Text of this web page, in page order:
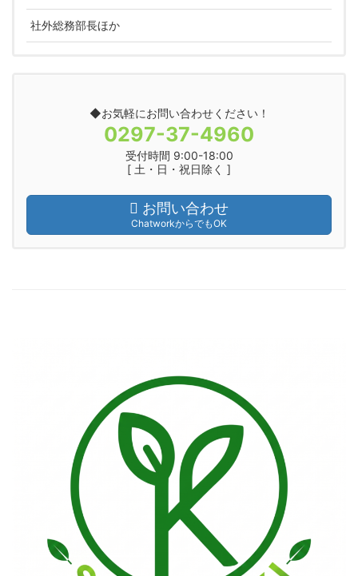
社外総務部長ほか
◆お気軽にお問い合わせください！
0297-37-4960
受付時間 9:00-18:00
[ 土・日・祝日除く ]
お問い合わせ
ChatworkからでもOK